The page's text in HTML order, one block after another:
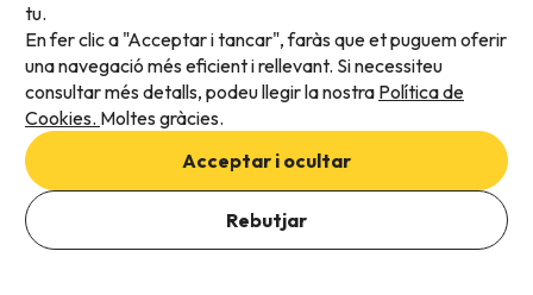
Afegeix les dates per comprovar la disponibilitat
Afegir dates
Acceptem
Condicions generals
Privadesa de dades
Política de cookies
tu.
En fer clic a "Acceptar i tancar", faràs que et puguem oferir
una navegació més eficient i rellevant. Si necessiteu
consultar més detalls, podeu llegir la nostra Política de
Cookies. Moltes gràcies.
Acceptar i ocultar
Rebutjar